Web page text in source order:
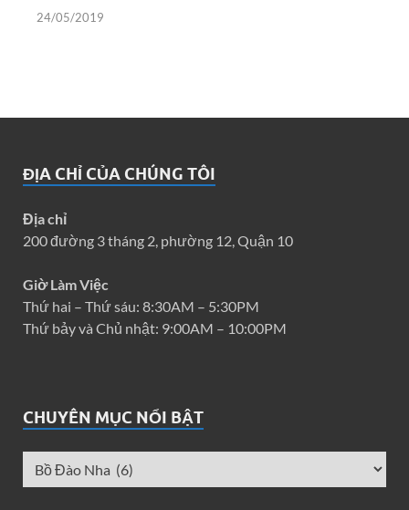
24/05/2019
ĐỊA CHỈ CỦA CHÚNG TÔI
Địa chỉ
200 đường 3 tháng 2, phường 12, Quận 10
Giờ Làm Việc
Thứ hai – Thứ sáu: 8:30AM – 5:30PM
Thứ bảy và Chủ nhật: 9:00AM – 10:00PM
CHUYÊN MỤC NỔI BẬT